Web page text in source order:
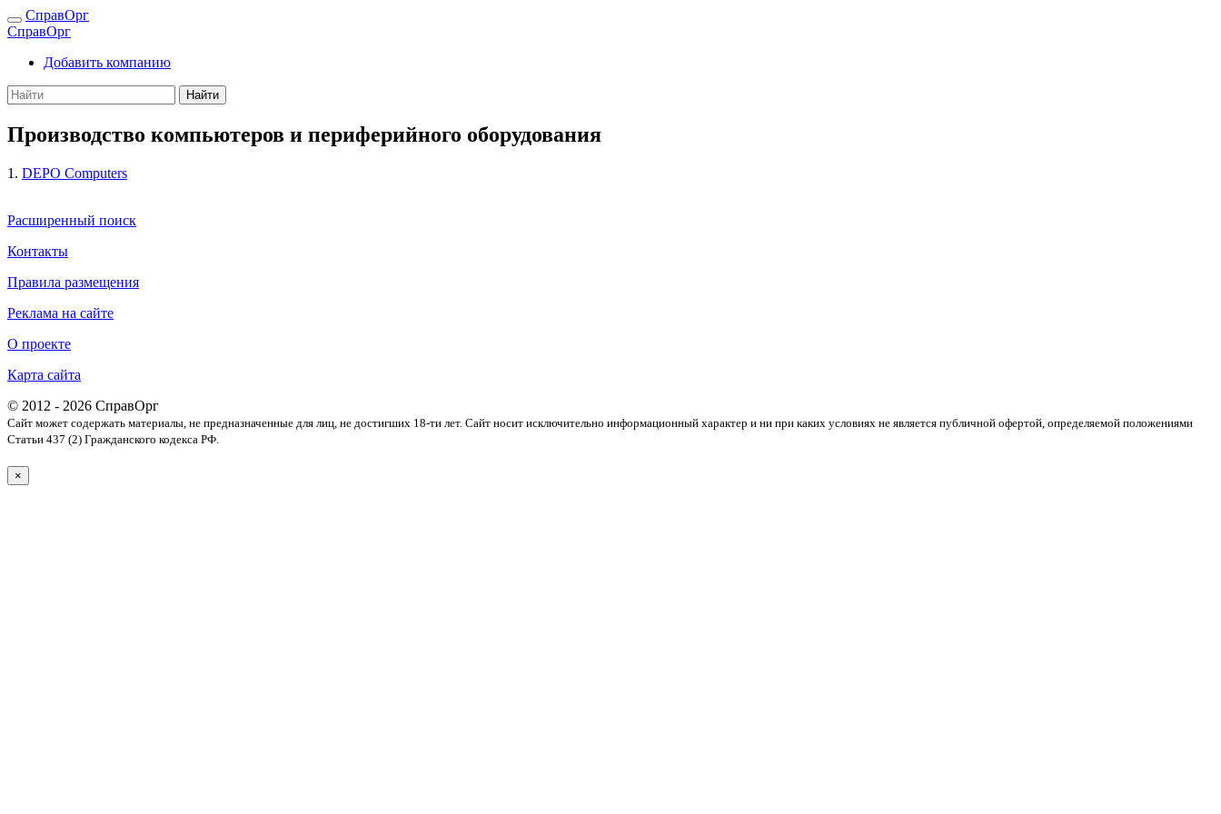
СправОрг
СправОрг
Добавить компанию
Найти
Производство компьютеров и периферийного оборудования
1. DEPO Computers
Расширенный поиск
Контакты
Правила размещения
Реклама на сайте
О проекте
Карта сайта
© 2012 - 2026 СправОрг
Сайт может содержать материалы, не предназначенные для лиц, не достигших 18-ти лет. Cайт носит исключительно информационный характер и ни при каких условиях не является публичной офертой, определяемой положениями
Статьи 437 (2) Гражданского кодекса РФ.
×